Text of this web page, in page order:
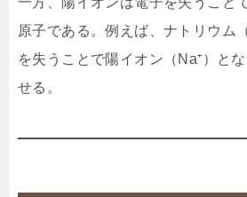
原子である。例えば、ナトリウム
を失うことで陽イオン（Na⁺）と
せる。